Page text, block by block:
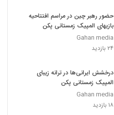
حضور رهبر چین در مراسم افتتاحیه
بازیهای المپیک زمستانی پکن
Gahan media
۲۴ بازدید
درخشش ایرانی‌ها در ترانه زیبای
المپیک زمستانی پکن
Gahan media
۱۸ بازدید